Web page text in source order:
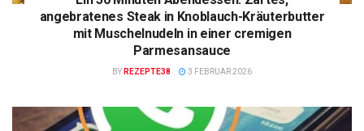
angebratenes Steak in Knoblauch-Kräuterbutter
mit Muschelnudeln in einer cremigen
Parmesansauce
BY REZEPTE38 3 FEBRUAR 2026